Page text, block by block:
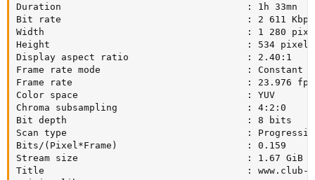
Duration                                 : 1h 33mn
Bit rate                                 : 2 611 Kbps
Width                                    : 1 280
Height                                   : 534 pixels
Display aspect ratio                     : 2.40:1
Frame rate mode                          : Constant
Frame rate                               : 23.976 fps
Color space                              : YUV
Chroma subsampling                       : 4:2:0
Bit depth                                : 8 bits
Scan type                                :
Bits/(Pixel*Frame)                       : 0.159
Stream size                              : 1.67 GiB
Title                                    : www.club-